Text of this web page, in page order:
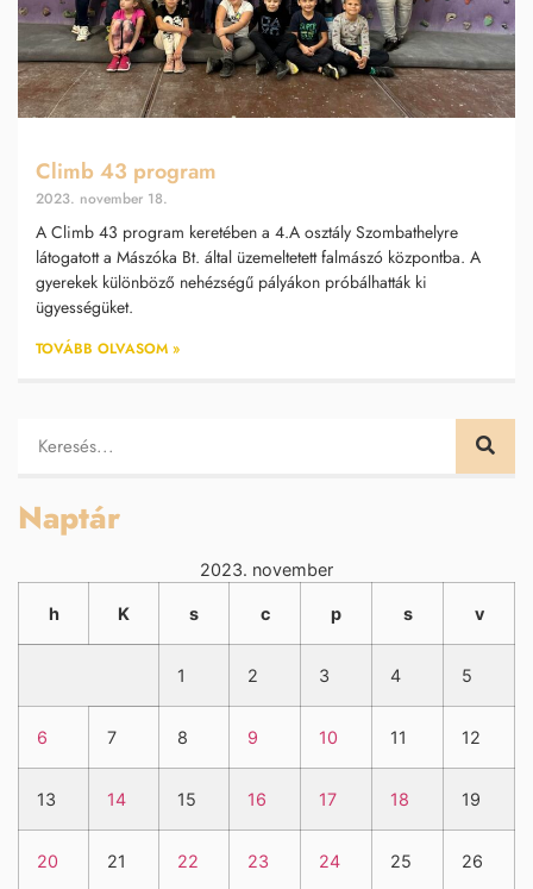
Climb 43 program
2023. november 18.
A Climb 43 program keretében a 4.A osztály Szombathelyre
látogatott a Mászóka Bt. által üzemeltetett falmászó központba. A
gyerekek különböző nehézségű pályákon próbálhatták ki
ügyességüket.
TOVÁBB OLVASOM »
Naptár
2023. november
h K s c p s v
1 2 3 4 5
6 7 8 9 10 11 12
13 14 15 16 17 18 19
20 21 22 23 24 25 26